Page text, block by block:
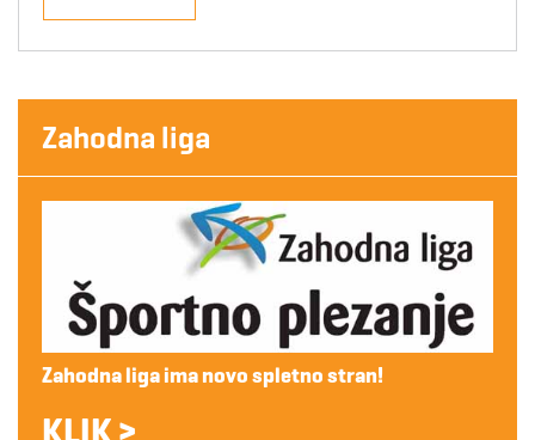
Zahodna liga
Zahodna liga ima novo spletno stran!
KLIK >